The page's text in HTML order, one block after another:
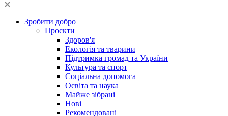
Зробити добро
Проєкти
Здоров'я
Екологія та тварини
Підтримка громад та України
Культура та спорт
Соціальна допомога
Освіта та наука
Майже зібрані
Нові
Рекомендовані